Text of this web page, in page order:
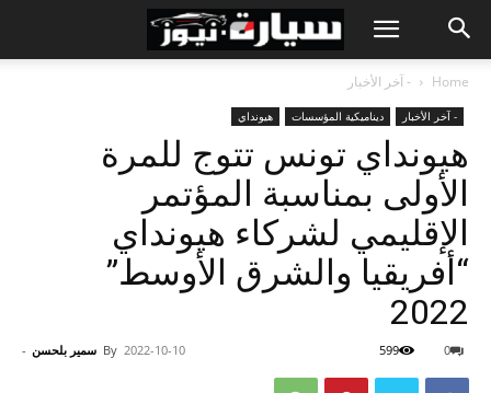
Home - آخر الأخبار
- آخر الأخبار ديناميكية المؤسسات هيونداي
هيونداي تونس تتوج للمرة
الأولى بمناسبة المؤتمر
الإقليمي لشركاء هيونداي
“أفريقيا والشرق الأوسط”
2022
By سمير بلحسن - 2022-10-10 0
599